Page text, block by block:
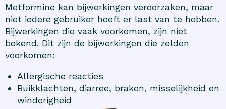
Metformine kan bijwerkingen veroorzaken, maar
niet iedere gebruiker hoeft er last van te hebben.
Bijwerkingen die vaak voorkomen, zijn niet
bekend. Dit zijn de bijwerkingen die zelden
voorkomen:
Allergische reacties
Buikklachten, diarree, braken, misselijkheid en
winderigheid